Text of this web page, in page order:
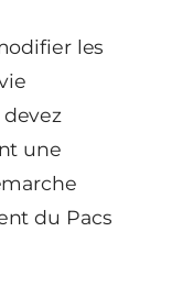
les
une
du Pacs